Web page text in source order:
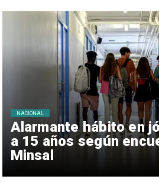
Alarmante hábito en
a 15 años según
Minsal
NACIONAL